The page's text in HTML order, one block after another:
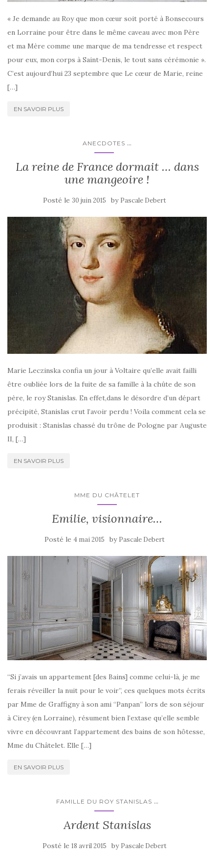
« Je demande au Roy que mon cœur soit porté à Bonsecours
en Lorraine pour être dans le même caveau avec mon Père
et ma Mère comme une marque de ma tendresse et respect
pour eux, mon corps à Saint-Denis, le tout sans cérémonie ».
C’est aujourd’hui 23 septembre que Le cœur de Marie, reine
[…]
EN SAVOIR PLUS
ANECDOTES ...
La reine de France dormait … dans
une mangeoire !
Posté le 30 juin 2015 by Pascale Debert
Marie Leczinska confia un jour à Voltaire qu’elle avait failli
être oubliée lors de la fuite de sa famille à la chûte de son
père, le roy Stanislas. En effet,dans le désordre d’un départ
précipité, Stanislas crut l’avoir perdu ! Voila comment cela se
produisit : Stanislas chassé du trône de Pologne par Auguste
II, […]
EN SAVOIR PLUS
MME DU CHÂTELET
Emilie, visionnaire…
Posté le 4 mai 2015 by Pascale Debert
“Si j’avais un appartement [des Bains] comme celui-là, je me
ferais réveiller la nuit pour le voir”, ces quelques mots écrits
par Mme de Graffigny à son ami “Panpan” lors de son séjour
à Cirey (en Lorraine), résument bien l’extase qu’elle semble
vivre en découvrant l’appartement des bains de son hôtesse,
Mme du Châtelet. Elle […]
EN SAVOIR PLUS
FAMILLE DU ROY STANISLAS ...
Ardent Stanislas
Posté le 18 avril 2015 by Pascale Debert